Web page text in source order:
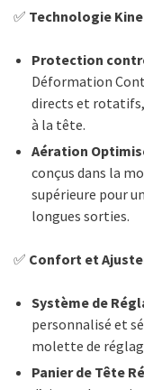
✅ Technologie
Protection
Déformation
directs et rotatifs,
à la tête.
Aération
conçus dans la
supérieure pour
longues sorties.
✅ Confort et
Système de
personnalisé et
molette de
Panier de Tête